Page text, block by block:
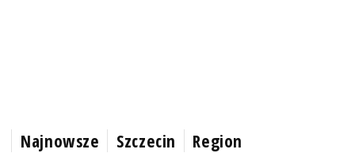
Najnowsze Szczecin
Region